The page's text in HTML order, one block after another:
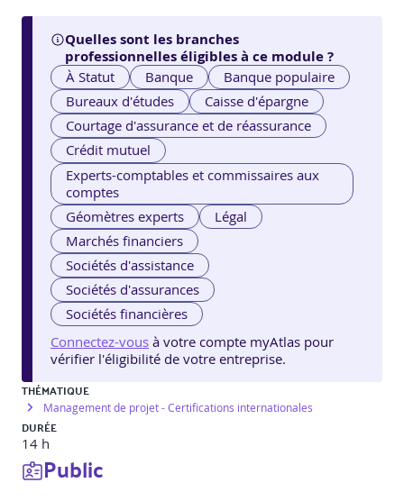
Quelles sont les branches
professionnelles éligibles à ce module ?
À Statut Banque
Banque populaire
Bureaux d'études
Caisse d'épargne
Courtage d'assurance et de réassurance
Crédit mutuel
Experts-comptables et commissaires aux
comptes
Géomètres experts
Légal
Marchés financiers
Sociétés d'assistance
Sociétés d'assurances
Sociétés financières
Connectez-vous à votre compte myAtlas pour
vérifier l'éligibilité de votre entreprise.
THÉMATIQUE
Management de projet - Certifications internationales
DURÉE
14 h
Public